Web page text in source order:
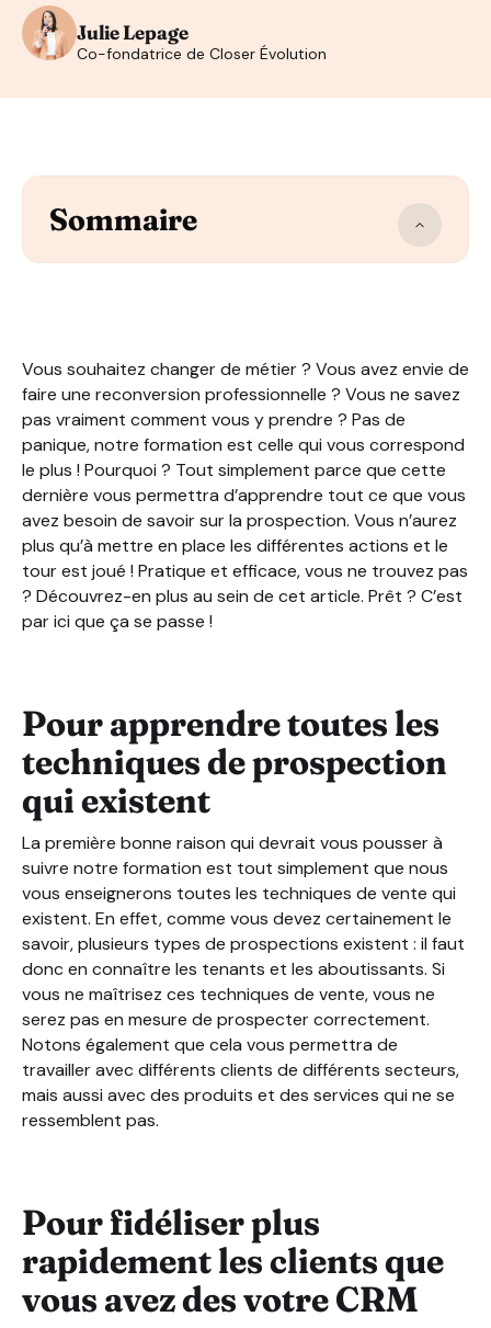
Julie Lepage
Co-fondatrice de Closer Évolution
Sommaire
Pour savoir comment valoriser votre offre auprès de
Faire partie d’une communauté toujours prête à vous
Nous vous aiderons à trouver du travail à l’issue de
Vous souhaitez changer de métier ? Vous avez envie de
faire une reconversion professionnelle ? Vous ne savez
pas vraiment comment vous y prendre ? Pas de
panique, notre formation est celle qui vous correspond
le plus ! Pourquoi ? Tout simplement parce que cette
dernière vous permettra d’apprendre tout ce que vous
avez besoin de savoir sur la prospection. Vous n’aurez
plus qu’à mettre en place les différentes actions et le
tour est joué ! Pratique et efficace, vous ne trouvez pas
? Découvrez-en plus au sein de cet article. Prêt ? C’est
par ici que ça se passe !
Pour apprendre toutes les
techniques de prospection
qui existent
La première bonne raison qui devrait vous pousser à
suivre notre formation est tout simplement que nous
vous enseignerons toutes les techniques de vente qui
existent. En effet, comme vous devez certainement le
savoir, plusieurs types de prospections existent : il faut
donc en connaître les tenants et les aboutissants. Si
vous ne maîtrisez ces techniques de vente, vous ne
serez pas en mesure de prospecter correctement.
Notons également que cela vous permettra de
travailler avec différents clients de différents secteurs,
mais aussi avec des produits et des services qui ne se
ressemblent pas.
Pour fidéliser plus
rapidement les clients que
vous avez des votre CRM